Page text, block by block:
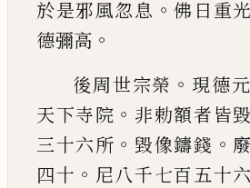
於是邪風忽息 。佛日重光
德彌高 。
後周世宗榮 。 現德
天下寺院 。 非勅額者皆
三十六所 。 毀像鑄錢 。 廢
四十 。 尼八千七百五十